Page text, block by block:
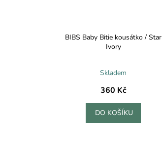
BIBS Baby Bitie kousátko / Star
Ivory
Skladem
360 Kč
DO KOŠÍKU